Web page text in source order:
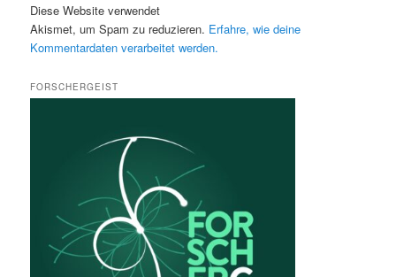
Diese Website verwendet
Akismet, um Spam zu reduzieren. Erfahre, wie deine
Kommentardaten verarbeitet werden.
FORSCHERGEIST